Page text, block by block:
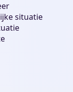
situatie